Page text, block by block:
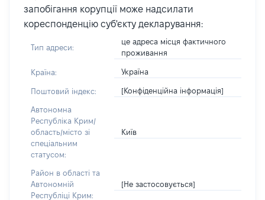
запобігання корупції може надсилати
кореспонденцію суб'єкту декларування:
Тип адреси:
це адреса місця фактичного
проживання
Країна: Україна
Поштовий індекс: [Конфіденційна інформація]
Автономна
Республіка Крим/
область/місто зі
спеціальним
статусом:
Київ
Район в області та
Автономній
Республіці Крим:
[Не застосовується]